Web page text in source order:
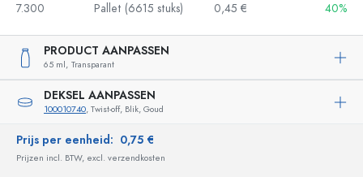
7.300
Pallet (6615 stuks) 0,45 € 40%
PRODUCT AANPASSEN
65 ml, Transparant
DEKSEL AANPASSEN
100010740, Twist-off, Blik, Goud
Prijs per eenheid: 0,75 €
Prijzen incl. BTW, excl. verzendkosten